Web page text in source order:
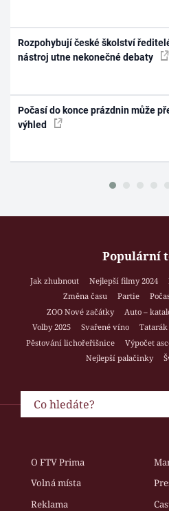
Rozpohybují české školství
nástroj utne nekonečné debaty
Počasí do konce prázdnin může
výhled
Populární
Jak zhubnout Nejlepší filmy 2024
Změna času
Partie
ZOO Nové začátky
Auto –
Volby 2025
Svařené víno
Pěstování lichořeřišnice
Výpočet
Nejlepší palačinky
O FTV Prima
Volná místa
Reklama